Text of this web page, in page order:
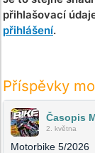
přihlašovací
přihlášení.
Příspěvky
Časopis
2. května
Motorbike 5/2026